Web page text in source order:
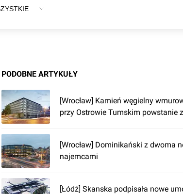
Barrier
PODOBNE ARTYKUŁY
[Wrocław] Kamień węgielny
przy Ostrowie Tumskim powstanie
[Wrocław] Dominikański z dwoma
najemcami
[Łódź] Skanska podpisała nowe